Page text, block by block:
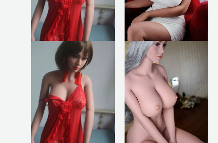
options
peuvent
être
choisies
produit
du